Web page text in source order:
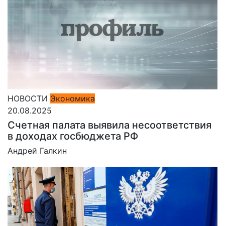
НОВОСТИ Экономика
20.08.2025
Счетная палата выявила несоответствия
в доходах госбюджета РФ
Андрей Галкин